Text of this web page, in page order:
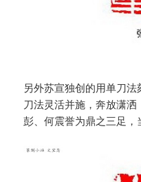
另外苏宣独创的用单刀
刀法灵活并施，奔放潇
彭、何震誉为鼎之三足，